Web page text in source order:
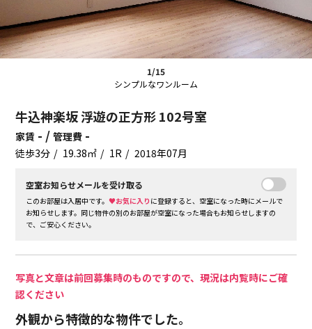
1/15
シンプルなワンルーム
牛込神楽坂 浮遊の正方形 102号室
家賃 - /管理費 -
徒歩3分 19.38㎡ 1R 2018年07月
空室お知らせメールを受け取る
このお部屋は入居中です。♥お気に入り に登録すると、空室になった時にメールで
お知らせします。同じ物件の別のお部屋が空室になった場合もお知らせしますの
で、ご安心ください。
写真と文章は前回募集時のものですので、現況は内覧時にご確
認ください
外観から特徴的な物件でした。